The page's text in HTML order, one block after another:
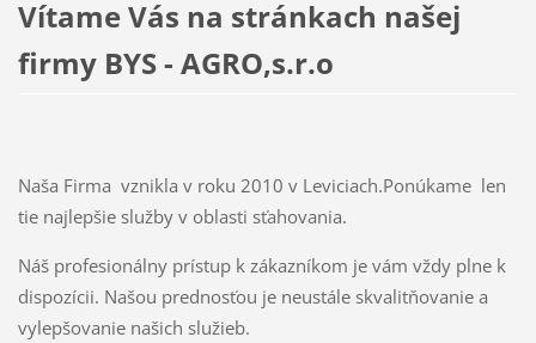
Vítame Vás na stránkach našej
firmy BYS - AGRO,s.r.o
Naša Firma vznikla v roku 2010 v Leviciach.Ponúkame len
tie najlepšie služby v oblasti sťahovania.
Náš profesionálny prístup k zákazníkom je vám vždy plne k
dispozícii. Našou prednosťou je neustále skvalitňovanie a
vylepšovanie našich služieb.